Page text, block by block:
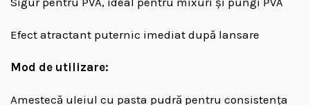
Efect atractant puternic imediat după lansare
Mod de utilizare:
Amestecă uleiul cu pasta pudră pentru consistența